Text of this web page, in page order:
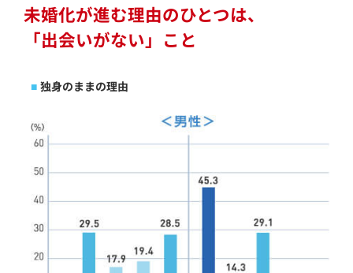
未婚化が進む理由のひとつは、
「出会いがない」こと
独身のままの理由